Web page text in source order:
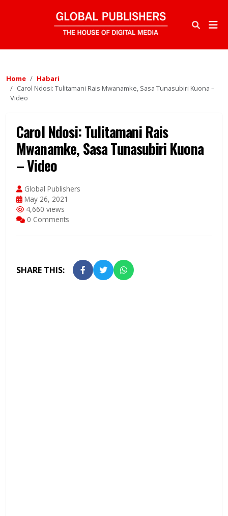
Home
Habari
Carol Ndosi: Tulitamani Rais Mwanamke, Sasa Tunasubiri Kuona –
Video
Carol Ndosi: Tulitamani Rais
Mwanamke, Sasa Tunasubiri Kuona
– Video
Global Publishers
May 26, 2021
4,660 views
0 Comments
SHARE THIS: